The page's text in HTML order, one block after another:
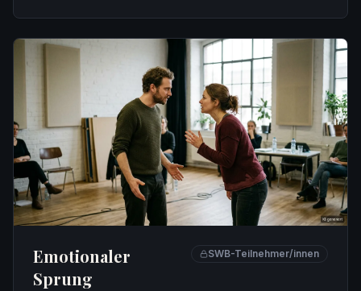
Emotionaler
Sprung
SWB-Teilnehmer/innen